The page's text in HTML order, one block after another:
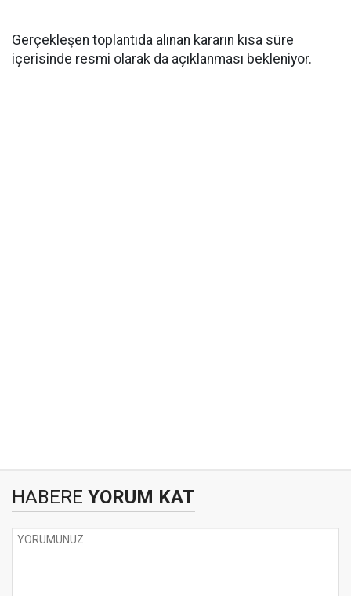
Gerçekleşen toplantıda alınan kararın kısa süre
içerisinde resmi olarak da açıklanması bekleniyor.
HABERE YORUM KAT